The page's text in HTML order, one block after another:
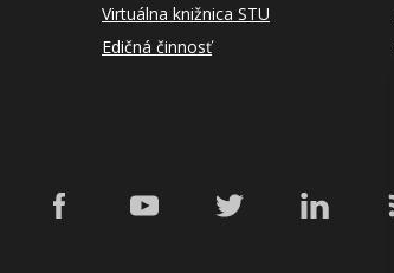
Virtuálna knižnica STU
Edičná činnosť